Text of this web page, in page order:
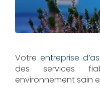
Votre entreprise
des services
environnement sain